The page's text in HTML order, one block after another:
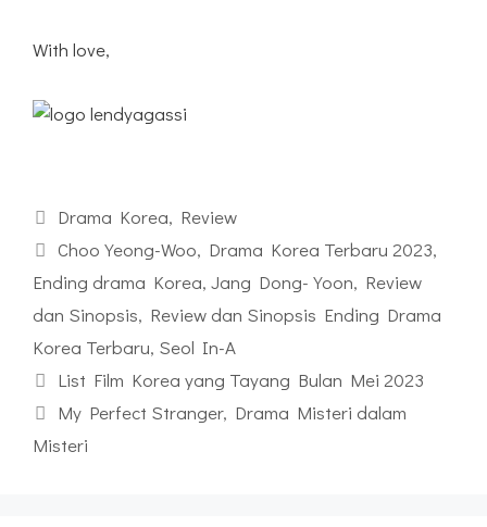
With love,
Kategori
Drama Korea, Review
Tag
Choo Yeong-Woo, Drama Korea Terbaru 2023,
Ending drama Korea, Jang Dong-Yoon, Review
dan Sinopsis, Review dan Sinopsis Ending Drama
Korea Terbaru, Seol In-A
List Film Korea yang Tayang Bulan Mei 2023
My Perfect Stranger, Drama Misteri dalam
Misteri